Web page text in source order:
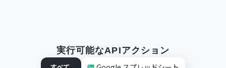
実行可能なAPIアクション